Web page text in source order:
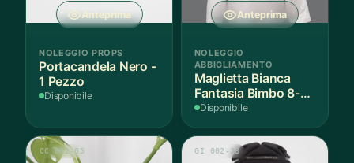
Anteprima
NOLEGGIO PROPS
Portacandela Nero -
1 Pezzo
Disponibile
Anteprima
NOLEGGIO
ABBIGLIAMENTO
Maglietta Bianca
Fantasia Bimbo 8-9
Anni Cotone - 1
Disponibile
CC 002-05 GI 002-28